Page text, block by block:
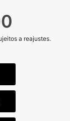
a reajustes.